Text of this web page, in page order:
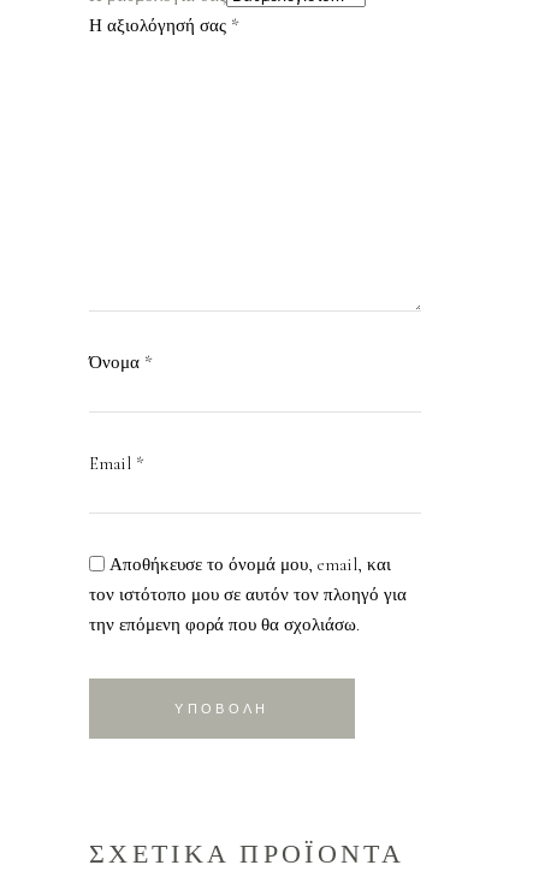
Η αξιολόγησή σας *
Όνομα *
Email *
Αποθήκευσε το όνομά μου, email, και
τον ιστότοπο μου σε αυτόν τον πλοηγό για
την επόμενη φορά που θα σχολιάσω.
ΣΧΕΤΙΚΑ ΠΡΟΪΟΝΤΑ